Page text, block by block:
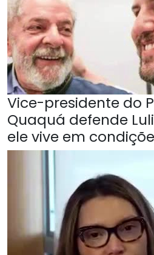
Vice-presidente do
Quaquá defende
ele vive em